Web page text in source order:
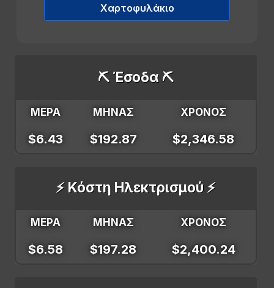
Χαρτοφυλάκιο
⛏️ Έσοδα ⛏️
ΜΕΡΑ ΜΗΝΑΣ ΧΡΟΝΟΣ
$6.43 $192.87 $2,346.58
⚡ Κόστη Ηλεκτρισμού ⚡
ΜΕΡΑ ΜΗΝΑΣ ΧΡΟΝΟΣ
$6.58 $197.28 $2,400.24